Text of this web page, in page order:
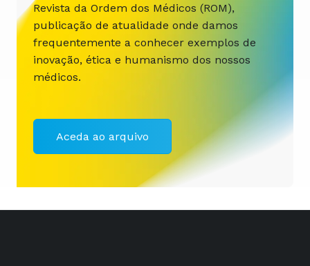
Revista da Ordem dos Médicos (ROM),
publicação de atualidade onde damos
frequentemente a conhecer exemplos de
inovação, ética e humanismo dos nossos
médicos.
Aceda ao arquivo